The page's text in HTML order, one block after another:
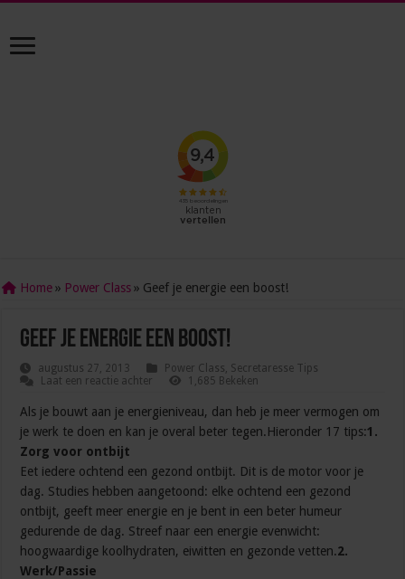
Home » Power Class » Geef je energie een boost!
Geef je energie een boost!
augustus 27, 2013 Power Class, Secretaresse Tips
Laat een reactie achter
1,685 Bekeken
Als je bouwt aan je energieniveau, dan heb je meer vermogen om
je werk te doen en kan je overal beter tegen.Hieronder 17 tips:1.
Zorg voor ontbijt
Eet iedere ochtend een gezond ontbijt. Dit is de motor voor je
dag. Studies hebben aangetoond: elke ochtend een gezond
ontbijt, geeft meer energie en je bent in een beter humeur
gedurende de dag. Streef naar een energie evenwicht:
hoogwaardige koolhydraten, eiwitten en gezonde vetten.2.
Werk/Passie